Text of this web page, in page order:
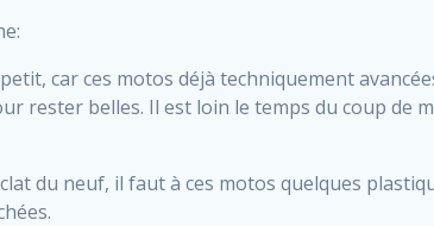
car ces motos déjà techniquement
rester belles. Il est loin le temps du coup de
du neuf, il faut à ces motos quelques